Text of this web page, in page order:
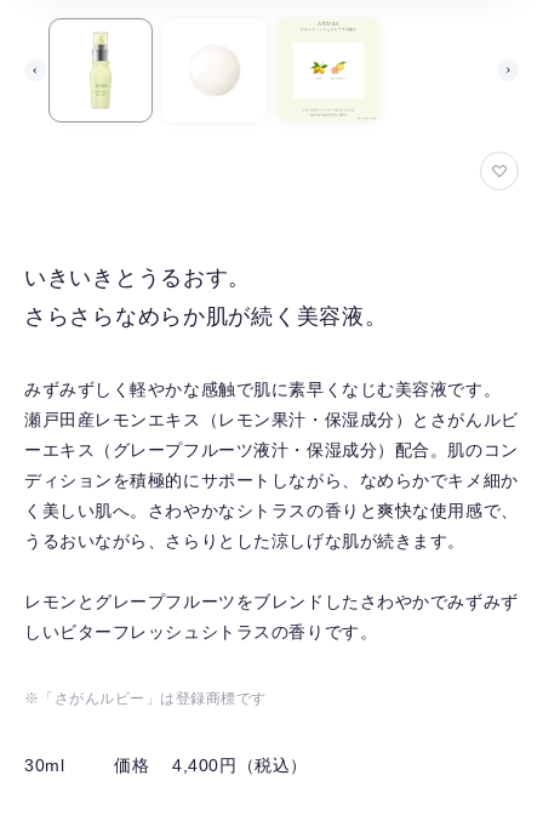
お
す
いきいきとうるおす。
さらさらなめらか肌が続く美容液。
みずみずしく軽やかな感触で肌に素早くなじむ美容液です。
瀬戸田産レモンエキス（レモン果汁・保湿成分）とさがんルビ
ーエキス（グレープフルーツ液汁・保湿成分）配合。肌のコン
ディションを積極的にサポートしながら、なめらかでキメ細か
く美しい肌へ。さわやかなシトラスの香りと爽快な使用感で、
うるおいながら、さらりとした涼しげな肌が続きます。
レモンとグレープフルーツをブレンドしたさわやかでみずみず
しいビターフレッシュシトラスの香りです。
※「さがんルビー」は登録商標です
30ml 価格 4,400円（税込）